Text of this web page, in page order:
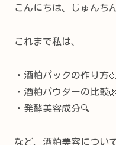
こんにちは、じゅんち
これまで私は、
・酒粕パックの作り方
・酒粕パウダーの比較
・発酵美容成分🔍
など、酒粕美容につい